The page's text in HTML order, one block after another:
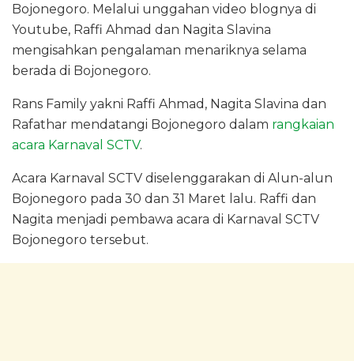
Bojonegoro. Melalui unggahan video blognya di
Youtube, Raffi Ahmad dan Nagita Slavina
mengisahkan pengalaman menariknya selama
berada di Bojonegoro.
Rans Family yakni Raffi Ahmad, Nagita Slavina dan
Rafathar mendatangi Bojonegoro dalam rangkaian
acara Karnaval SCTV.
Acara Karnaval SCTV diselenggarakan di Alun-alun
Bojonegoro pada 30 dan 31 Maret lalu. Raffi dan
Nagita menjadi pembawa acara di Karnaval SCTV
Bojonegoro tersebut.